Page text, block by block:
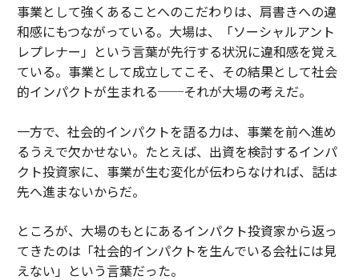
事業として強くあることへのこだわりは、肩書きへの違
和感にもつながっている。大場は、「ソーシャルアント
レプレナー」という言葉が先行する状況に違和感を覚え
ている。事業として成立してこそ、その結果として社会
的インパクトが生まれる──それが大場の考えだ。
一方で、社会的インパクトを語る力は、事業を前へ進め
るうえで欠かせない。たとえば、出資を検討するインパ
クト投資家に、事業が生む変化が伝わらなければ、話は
先へ進まないからだ。
ところが、大場のもとにあるインパクト投資家から返っ
てきたのは「社会的インパクトを生んでいる会社には見
えない」という言葉だった。